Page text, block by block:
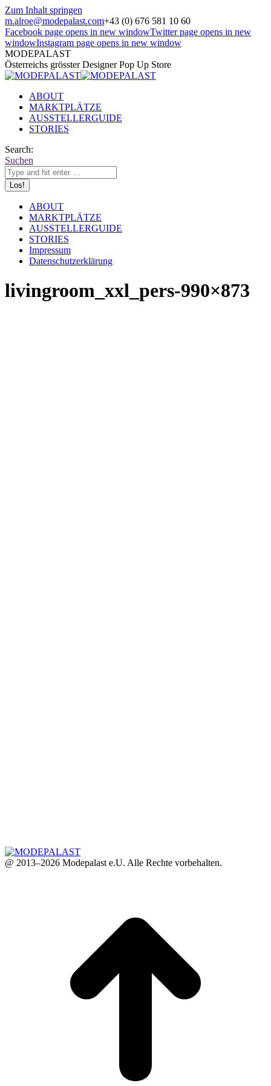
Zum Inhalt springen
m.alroe@modepalast.com+43 (0) 676 581 10 60
Facebook page opens in new windowTwitter page opens in new
windowInstagram page opens in new window
MODEPALAST
Österreichs grösster Designer Pop Up Store
ABOUT
MARKTPLÄTZE
AUSSTELLERGUIDE
STORIES
Search:
Suchen
ABOUT
MARKTPLÄTZE
AUSSTELLERGUIDE
STORIES
Impressum
Datenschutzerklärung
livingroom_xxl_pers-990×873
@ 2013–2026 Modepalast e.U. Alle Rechte vorbehalten.